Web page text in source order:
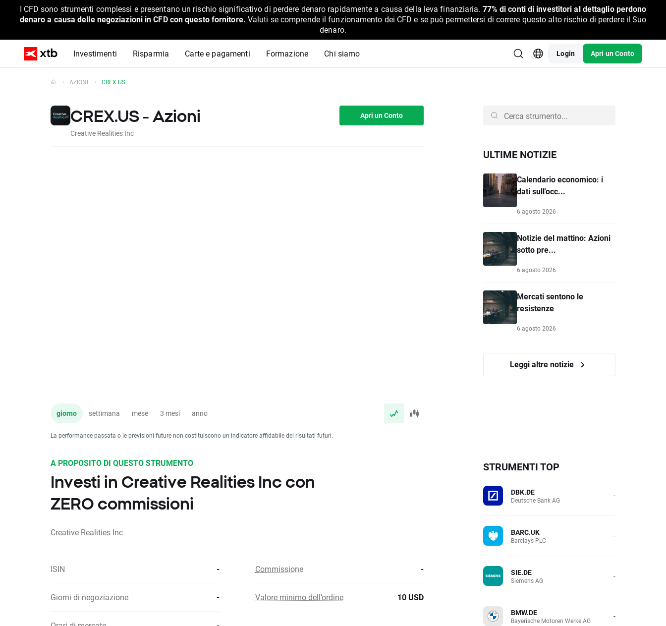
I CFD sono strumenti complessi e presentano un rischio significativo di perdere denaro rapidamente a causa della leva finanziaria. 77% di conti di investitori al dettaglio perdono
denaro a causa delle negoziazioni in CFD con questo fornitore. Valuti se comprende il funzionamento dei CFD e se può permettersi di correre questo alto rischio di perdere il Suo
denaro.
Investimenti Risparmia Carte e pagamenti Formazione Chi siamo Login Apri un Conto
AZIONI CREX.US
CREX.US - Azioni
Creative Realities Inc
Apri un Conto
giorno settimana mese 3 mesi anno
La performance passata o le previsioni future non costituiscono un indicatore affidabile dei risultati futuri.
ULTIME NOTIZIE
Calendario economico: i
dati sull'occ...
6 agosto 2026
Notizie del mattino: Azioni
sotto pre...
6 agosto 2026
Mercati sentono le
resistenze
6 agosto 2026
Leggi altre notizie
A PROPOSITO DI QUESTO STRUMENTO
Investi in Creative Realities Inc con
ZERO commissioni
Creative Realities Inc
ISIN - Commissione -
Giorni di negoziazione - Valore minimo dell’ordine 10 USD
STRUMENTI TOP
DBK.DE
Deutsche Bank AG -
BARC.UK
Barclays PLC -
SIE.DE
Siemens AG -
BMW.DE
Bayerische Motoren Werke AG -